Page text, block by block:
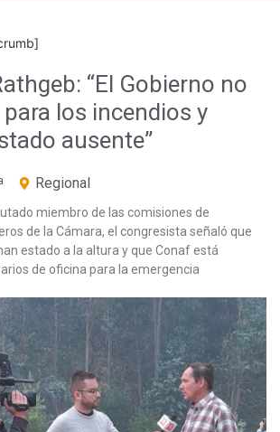
“El Gobierno no
los incendios y
ausente”
Regional
miembro de las comisiones de
de la Cámara, el congresista señaló que
estado a la altura y que Conaf está
de oficina para la emergencia